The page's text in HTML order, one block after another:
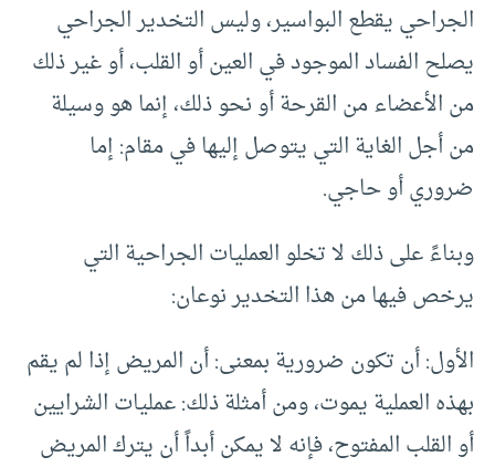
الجراحي يقطع البواسير، وليس التخدير الجراحي
يصلح الفساد الموجود في العين أو القلب، أو غير ذلك
من الأعضاء من القرحة أو نحو ذلك، إنما هو وسيلة
من أجل الغاية التي يتوصل إليها في مقام: إما
ضروري أو حاجي.
وبناءً على ذلك لا تخلو العمليات الجراحية التي
يرخص فيها من هذا التخدير نوعان:
الأول: أن تكون ضرورية بمعنى: أن المريض إذا لم يقم
بهذه العملية يموت، ومن أمثلة ذلك: عمليات الشرايين
أو القلب المفتوح، فإنه لا يمكن أبداً أن يترك المريض